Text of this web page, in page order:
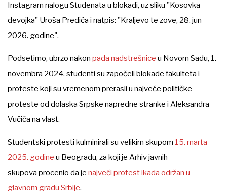
Instagram nalogu Studenata u blokadi, uz sliku "Kosovka
devojka" Uroša Predića i natpis: "Kraljevo te zove, 28. jun
2026. godine".
Podsetimo, ubrzo nakon pada nadstrešnice u Novom Sadu, 1.
novembra 2024, studenti su započeli blokade fakulteta i
proteste koji su vremenom prerasli u najveće političke
proteste od dolaska Srpske napredne stranke i Aleksandra
Vučiča na vlast.
Studentski protesti kulminirali su velikim skupom 15. marta
2025. godine u Beogradu, za koji je Arhiv javnih
skupova procenio da je najveći protest ikada održan u
glavnom gradu Srbije.